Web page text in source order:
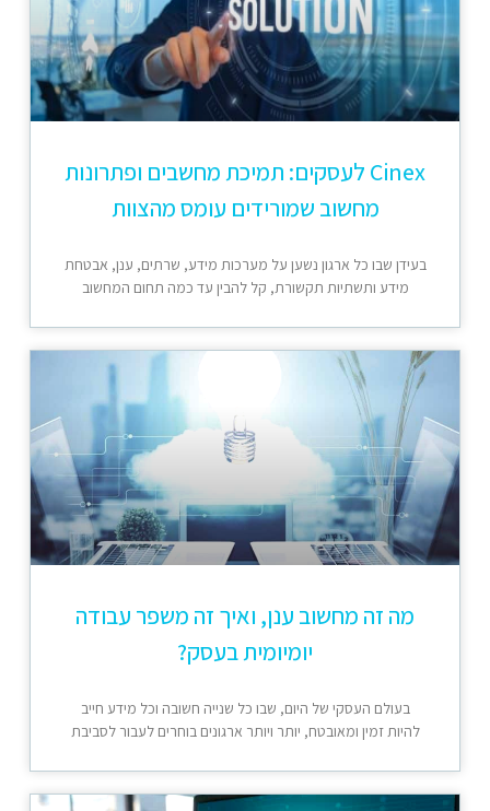
Cinex לעסקים: תמיכת מחשבים ופתרונות
מחשוב שמורידים עומס מהצוות
בעידן שבו כל ארגון נשען על מערכות מידע, שרתים, ענן, אבטחת
מידע ותשתיות תקשורת, קל להבין עד כמה תחום המחשוב
מה זה מחשוב ענן, ואיך זה משפר עבודה
יומיומית בעסק?
בעולם העסקי של היום, שבו כל שנייה חשובה וכל מידע חייב
להיות זמין ומאובטח, יותר ויותר ארגונים בוחרים לעבור לסביבת